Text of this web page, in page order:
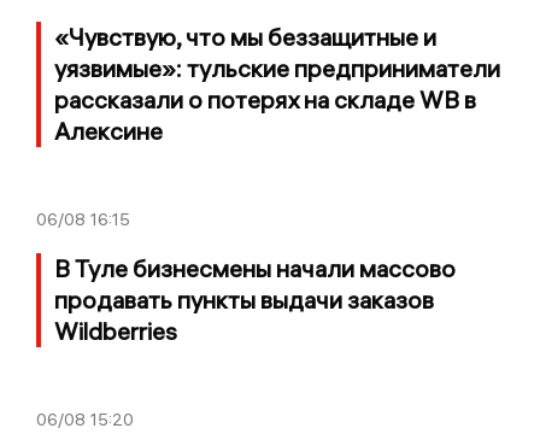
«Чувствую, что мы беззащитные и
уязвимые»: тульские предприниматели
рассказали о потерях на складе WB в
Алексине
06/08 16:15
В Туле бизнесмены начали массово
продавать пункты выдачи заказов
Wildberries
06/08 15:20